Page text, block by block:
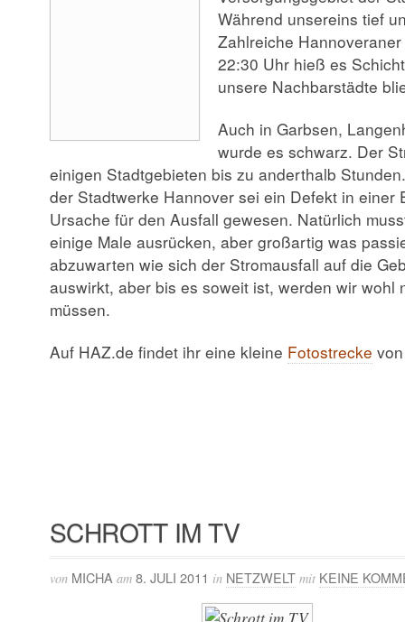
Während unsereins tief
Zahlreiche
22:30 Uhr hieß es
unsere Nachbarstädte
Auch in Garbsen,
wurde es schwarz. Der
einigen Stadtgebieten bis zu anderthalb
der Stadtwerke Hannover sei ein Defekt in einer
Ursache für den Ausfall gewesen. Natürlich
einige Male ausrücken, aber großartig was
abzuwarten wie sich der Stromausfall auf die
auswirkt, aber bis es soweit ist, werden wir wohl
müssen.
Auf HAZ.de findet ihr eine kleine Fotostrecke
SCHROTT IM TV
von MICHA am 8. JULI 2011 in NETZWELT mit KEINE